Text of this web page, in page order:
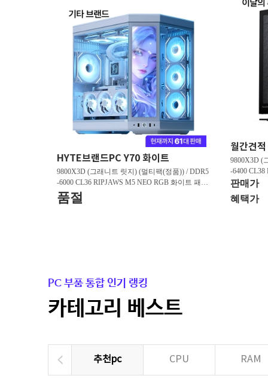
HYTE브랜드PC Y70 화이트
9800X3D (그래니트 릿지) (멀티팩(정품)) / DDR5
-6000 CL36 RIPJAWS M5 NEO RGB 화이트 패키
지 (32GB(16Gx2)) / B850M AORUS ELITE WIFI6
E ICE 피씨디렉트 / 지포스 RTX 5080 AERO OC S
품절
9800X3D (
-6400 CL38
스
/ 라데온
0 M.2
판매가
혜택가
PC 부품 통합 인기 랭킹
카테고리 베스트
추천pc CPU RAM